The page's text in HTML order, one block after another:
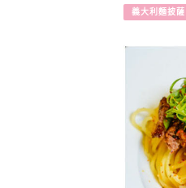
義大利麵披薩